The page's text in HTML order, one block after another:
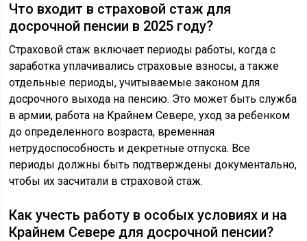
Что входит в страховой стаж для
досрочной пенсии в 2025 году?
Страховой стаж включает периоды работы, когда с
заработка уплачивались страховые взносы, а также
отдельные периоды, учитываемые законом для
досрочного выхода на пенсию. Это может быть служба
в армии, работа на Крайнем Севере, уход за ребенком
до определенного возраста, временная
нетрудоспособность и декретные отпуска. Все
периоды должны быть подтверждены документально,
чтобы их засчитали в страховой стаж.
Как учесть работу в особых условиях и на
Крайнем Севере для досрочной пенсии?